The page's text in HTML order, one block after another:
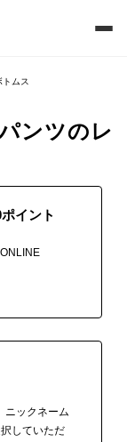
トムス
ンツのレ
イント
ニックネーム
していただ